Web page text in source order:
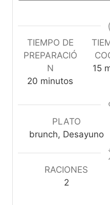
TIEMPO DE
PREPARACIÓ
N
20 m
n
t
minutos
15m
o
PLATO
brunch, Desayuno
RACIONES
2